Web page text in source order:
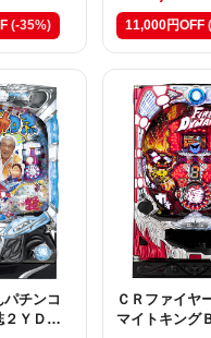
(-35%) 11,000円OFF
パチンコ
２ＹＤ
ＣＲファイヤ
マイトキング